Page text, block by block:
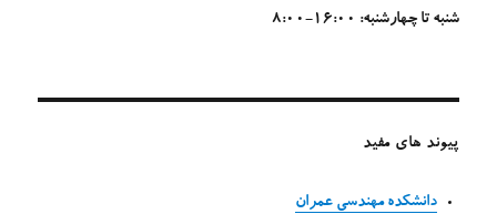
شنبه تا چهارشنبه: 16:00-8:00
پیوند های مفید
دانشکده مهندسی عمران